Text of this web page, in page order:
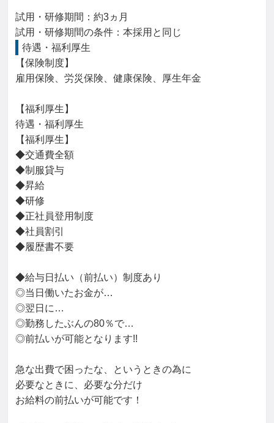
試用・研修期間：約3ヵ月
待遇・福利厚生
【保険制度】
雇用保険、労災保険、健康保険、厚生年金
【福利厚生】
待遇・福利厚生
【福利厚生】
◆交通費全額
◆制服貸与
◆昇給
◆研修
◆正社員登用制度
◆社員割引
◆履歴書不要
◆給与日払い（前払い）制度あり
◎当日働いたお金が…
◎翌日に…
◎勤務したぶんの80％で…
◎前払いが可能となります!!
急な出費で困ったな、というときの為に
必要なときに、必要な分だけ
お給料の前払いが可能です！